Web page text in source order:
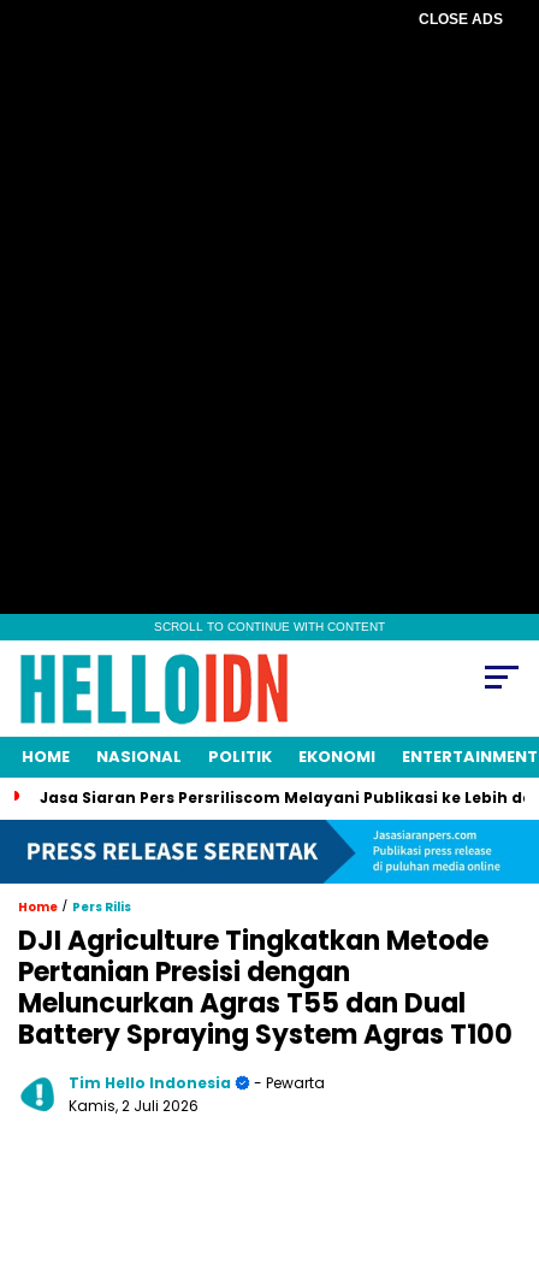
CLOSE ADS
SCROLL TO CONTINUE WITH CONTENT
HOME NASIONAL POLITIK EKONOMI ENTERTAINMENT
Siaran Pers Persriliscom Melayani Publikasi ke Lebih dari 150
Home / Pers Rilis
DJI Agriculture Tingkatkan Metode
Pertanian Presisi dengan
Meluncurkan Agras T55 dan Dual
Battery Spraying System Agras T100
Tim Hello Indonesia
- Pewarta
Kamis, 2 Juli 2026